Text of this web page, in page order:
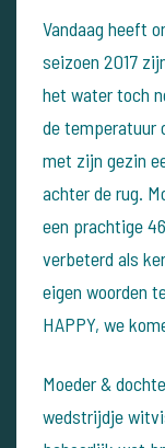
Vandaag heeft
seizoen 2017
het water toch
de temperatuur
met zijn gezin
achter de rug.
een prachtige
verbeterd als
eigen woorden
HAPPY, we
Moeder &
wedstrijdje